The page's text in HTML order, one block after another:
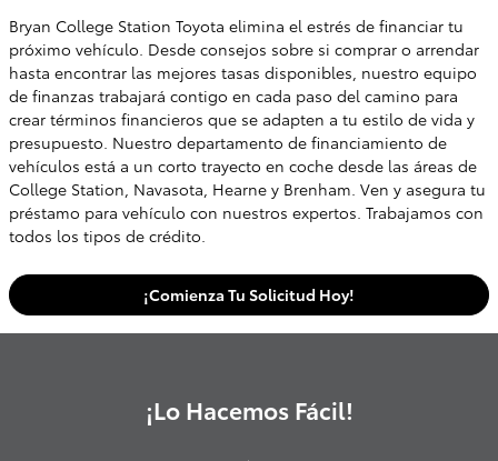
Bryan College Station Toyota elimina el estrés de financiar tu
próximo vehículo. Desde consejos sobre si comprar o arrendar
hasta encontrar las mejores tasas disponibles, nuestro equipo
de finanzas trabajará contigo en cada paso del camino para
crear términos financieros que se adapten a tu estilo de vida y
presupuesto. Nuestro departamento de financiamiento de
vehículos está a un corto trayecto en coche desde las áreas de
College Station, Navasota, Hearne y Brenham. Ven y asegura tu
préstamo para vehículo con nuestros expertos. Trabajamos con
todos los tipos de crédito.
¡Comienza Tu Solicitud Hoy!
¡Lo Hacemos Fácil!